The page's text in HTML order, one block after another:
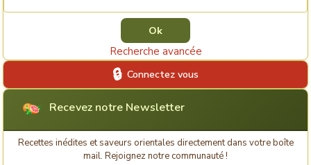
Recherche avancée
Connectez vous
Recevez notre Newsletter
Recettes inédites et saveurs orientales directement dans votre boîte
mail. Rejoignez notre communauté !